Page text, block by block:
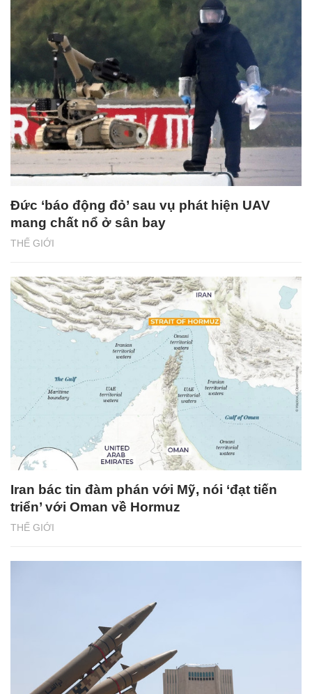
THẾ GIỚI
Đức ‘báo động đỏ’ sau vụ phát hiện UAV
mang chất nổ ở sân bay
THẾ GIỚI
Iran bác tin đàm phán với Mỹ, nói ‘đạt tiến
triển’ với Oman về Hormuz